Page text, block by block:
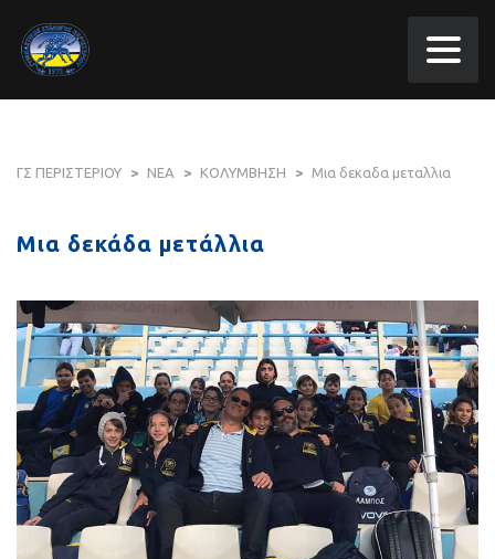
ΓΣ ΠΕΡΙΣΤΕΡΙΟΥ > ΝΕΑ > ΚΟΛΥΜΒΗΣΗ > Μια δεκαδα μεταλλια
Μια δεκάδα μετάλλια